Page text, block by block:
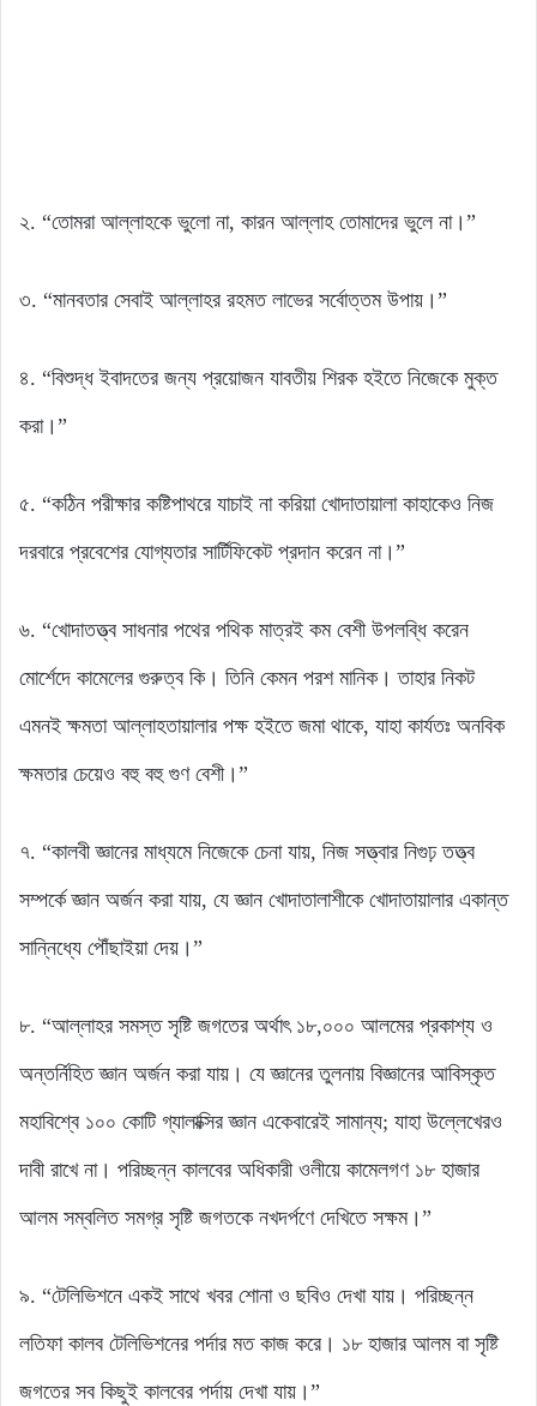
২. “তোমরা আল্লাহকে ভুলো না, কারন আল্লাহ তোমাদের ভুলে না।”
৩. “মানবতার সেবাই আল্লাহর রহমত লাভের সর্বোত্তম উপায়।”
৪. “বিশুদ্ধ ইবাদতের জন্য প্রয়োজন যাবতীয় শিরক হইতে নিজেকে মুক্ত
করা।”
৫. “কঠিন পরীক্ষার কষ্টিপাথরে যাচাই না করিয়া খোদাতায়ালা কাহাকেও নিজ
দরবারে প্রবেশের যোগ্যতার সার্টিফিকেট প্রদান করেন না।”
৬. “খোদাতত্ত্ব সাধনার পথের পথিক মাত্রই কম বেশী উপলব্ধি করেন
মোর্শেদে কামেলের গুরুত্ব কি। তিনি কেমন পরশ মানিক। তাহার নিকট
এমনই ক্ষমতা আল্লাহতায়ালার পক্ষ হইতে জমা থাকে, যাহা কার্যতঃ অনবিক
ক্ষমতার চেয়েও বহু বহু গুণ বেশী।”
৭. “কালবী জ্ঞানের মাধ্যমে নিজেকে চেনা যায়, নিজ সত্ত্বার নিগুঢ় তত্ত্ব
সম্পর্কে জ্ঞান অর্জন করা যায়, যে জ্ঞান খোদাতালাশীকে খোদাতায়ালার একান্ত
সান্নিধ্যে পৌঁছাইয়া দেয়।”
৮. “আল্লাহর সমস্ত সৃষ্টি জগতের অর্থাৎ ১৮,০০০ আলমের প্রকাশ্য ও
অন্তর্নিহিত জ্ঞান অর্জন করা যায়। যে জ্ঞানের তুলনায় বিজ্ঞানের আবিস্কৃত
মহাবিশ্বে ১০০ কোটি গ্যালাক্সির জ্ঞান একেবারেই সামান্য; যাহা উল্লেখেরও
দাবী রাখে না। পরিচ্ছন্ন কালবের অধিকারী ওলীয়ে কামেলগণ ১৮ হাজার
আলম সম্বলিত সমগ্র সৃষ্টি জগতকে নখদর্পণে দেখিতে সক্ষম।”
৯. “টেলিভিশনে একই সাথে খবর শোনা ও ছবিও দেখা যায়। পরিচ্ছন্ন
লতিফা কালব টেলিভিশনের পর্দার মত কাজ করে। ১৮ হাজার আলম বা সৃষ্টি
জগতের সব কিছুই কালবের পর্দায় দেখা যায়।”